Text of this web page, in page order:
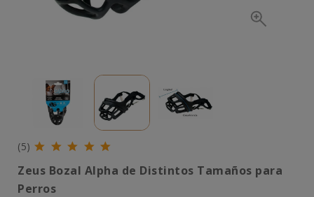
(5)
Zeus Bozal Alpha de Distintos Tamaños para
Perros